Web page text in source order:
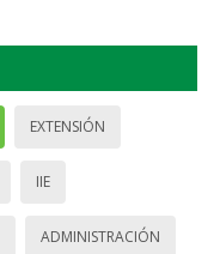
EXTENSIÓN
IIE
ADMINISTRACIÓN